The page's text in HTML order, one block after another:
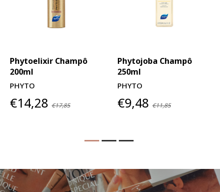
Phytoelixir Champô
200ml
PHYTO
€14,28 €17,85
Phytojoba Champô
250ml
PHYTO
€9,48 €11,85